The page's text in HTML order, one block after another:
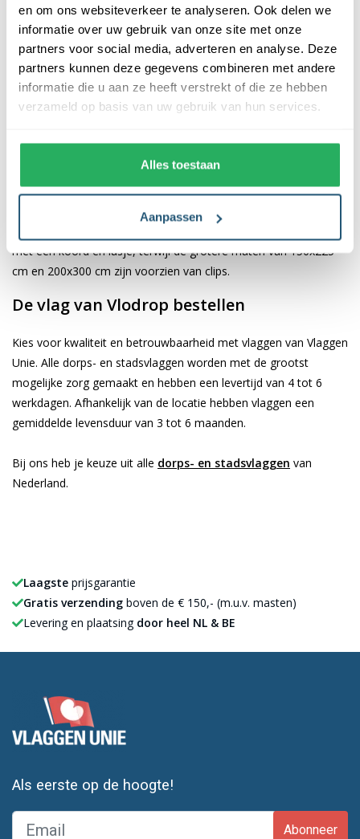
en om ons websiteverkeer te analyseren. Ook delen we
informatie over uw gebruik van onze site met onze
partners voor social media, adverteren en analyse. Deze
partners kunnen deze gegevens combineren met andere
informatie die u aan ze heeft verstrekt of die ze hebben
verzameld op basis van uw gebruik van hun services.
Alles toestaan
Aanpassen
De afwerking van onze vlaggen is van hoge kwaliteit. Ze zijn
voorzien van een sterke kopband en een dubbele stiknaad, wat
bijdraagt aan hun duurzaamheid en stevigheid. Wij bieden de
vlag vanVlodropaan in verschillende afmetingen, namelijk
40x60 cm, 70x100 cm, 100x150 cm, 150x225 cm en 200x300
Afhankelijk van de afmetingen die je kiest, worden de vlaggen
voorzien van verschillende bevestigingsmogelijkheden. De
met een koord en lusje, terwijl de grotere maten van 150x225
cm en 200x300 cm zijn voorzien van clips.
De vlag van Vlodrop bestellen
Kies voor kwaliteit en betrouwbaarheid met vlaggen van Vlaggen
Unie. Alle dorps- en stadsvlaggen worden met de grootst
mogelijke zorg gemaakt en hebben een levertijd van 4 tot 6
werkdagen. Afhankelijk van de locatie hebben vlaggen een
gemiddelde levensduur van 3 tot 6 maanden.
Bij ons heb je keuze uit alle dorps- en stadsvlaggen van
Nederland.
Laagste prijsgarantie
Gratis verzending boven de € 150,- (m.u.v. masten)
Levering en plaatsing door heel NL & BE
Als eerste op de hoogte!
Abonneer